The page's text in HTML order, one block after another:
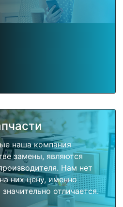
наша компания
замены, являются
Нам нет
них цену, именно
отличается.